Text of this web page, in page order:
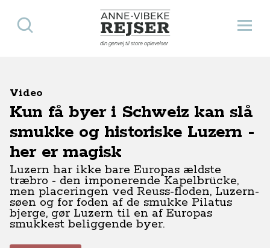
Anne-Vibeke Rejser
din genvej til store oplevelser
Åbn
Søg
Video
Kun få byer i Schweiz kan slå
smukke og historiske Luzern -
her er magisk
Luzern har ikke bare Europas ældste
træbro - den imponerende Kapelbrücke,
men placeringen ved Reuss-floden, Luzern-
søen og for foden af de smukke Pilatus
bjerge, gør Luzern til en af Europas
smukkest beliggende byer.